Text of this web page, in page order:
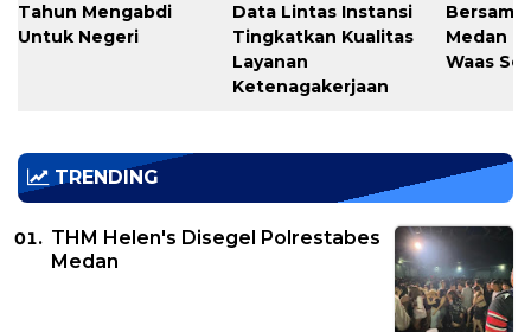
Tahun Mengabdi
Untuk Negeri
Data Lintas Instansi
Tingkatkan Kualitas
Layanan
Ketenagakerjaan
Bersama
Medan
Waas
TRENDING
THM Helen's Disegel Polrestabes
Medan